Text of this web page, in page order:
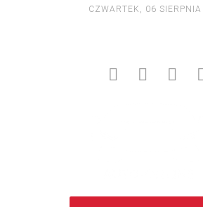
CZWARTEK, 06